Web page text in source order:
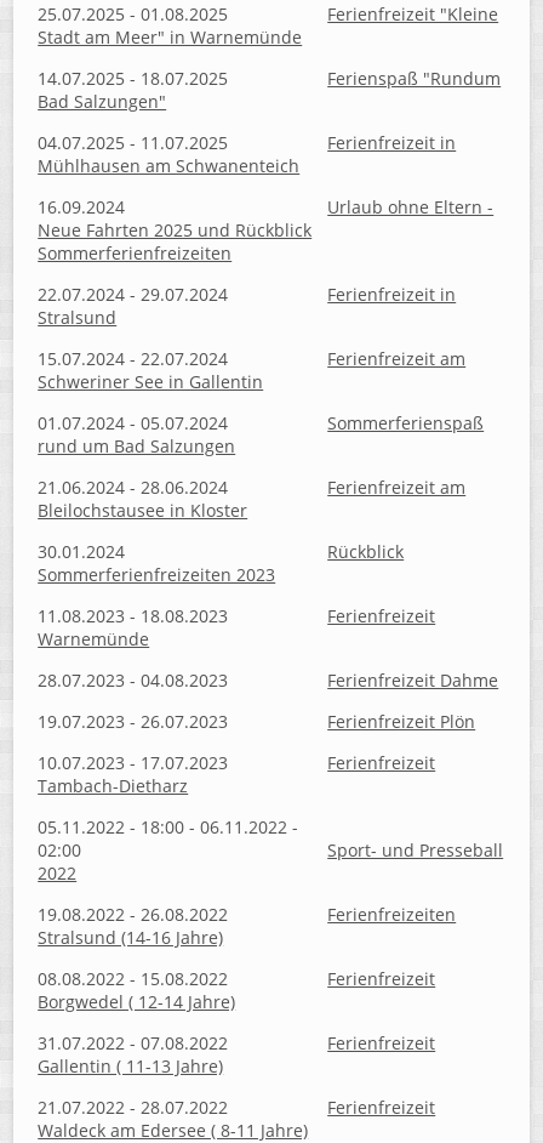
25.07.2025 - 01.08.2025
Ferienfreizeit "Kleine
Stadt am Meer" in Warnemünde
14.07.2025 - 18.07.2025
Ferienspaß "Rundum
Bad Salzungen"
04.07.2025 - 11.07.2025
Ferienfreizeit in
Mühlhausen am Schwanenteich
16.09.2024
Urlaub ohne Eltern -
Neue Fahrten 2025 und Rückblick
Sommerferienfreizeiten
22.07.2024 - 29.07.2024
Ferienfreizeit in
Stralsund
15.07.2024 - 22.07.2024
Ferienfreizeit am
Schweriner See in Gallentin
01.07.2024 - 05.07.2024
Sommerferienspaß
rund um Bad Salzungen
21.06.2024 - 28.06.2024
Ferienfreizeit am
Bleilochstausee in Kloster
30.01.2024
Rückblick
Sommerferienfreizeiten 2023
11.08.2023 - 18.08.2023
Ferienfreizeit
Warnemünde
28.07.2023 - 04.08.2023
Ferienfreizeit Dahme
19.07.2023 - 26.07.2023
Ferienfreizeit Plön
10.07.2023 - 17.07.2023
Ferienfreizeit
Tambach-Dietharz
05.11.2022 - 18:00 - 06.11.2022 -
02:00
Sport- und Presseball
2022
19.08.2022 - 26.08.2022
Ferienfreizeiten
Stralsund (14-16 Jahre)
08.08.2022 - 15.08.2022
Ferienfreizeit
Borgwedel ( 12-14 Jahre)
31.07.2022 - 07.08.2022
Ferienfreizeit
Gallentin ( 11-13 Jahre)
21.07.2022 - 28.07.2022
Ferienfreizeit
Waldeck am Edersee ( 8-11 Jahre)